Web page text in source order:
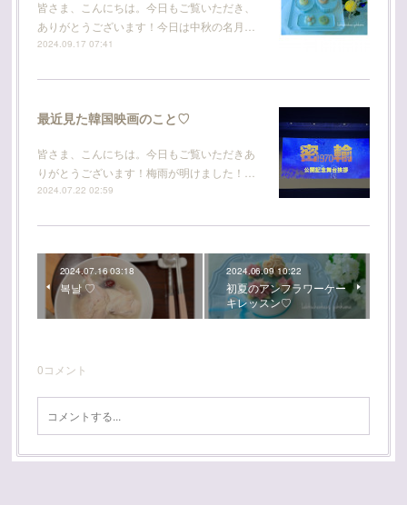
皆さま、こんにちは。今日もご覧いただき、
ありがとうございます！今日は中秋の名月…
2024.09.17 07:41
最近見た韓国映画のこと♡
皆さま、こんにちは。今日もご覧いただきあ
りがとうございます！梅雨が明けました！…
2024.07.22 02:59
2024.07.16 03:18
복날 ♡
2024.06.09 10:22
初夏のアンフラワーケー
キレッスン♡
0コメント